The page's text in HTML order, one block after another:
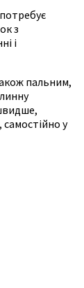
з
і
пальним,
у